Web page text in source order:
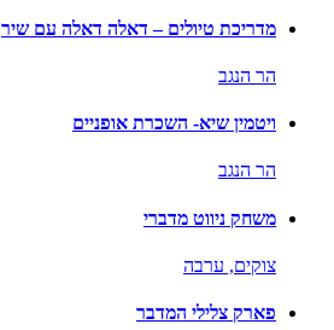
מדריכת טיולים – דאלה דאלה עם שיר
הר הנגב
ויטמין שיא- השכרת אופניים
הר הנגב
משחק ניווט מדברי
צוקים, ערבה
פארק צלילי המדבר